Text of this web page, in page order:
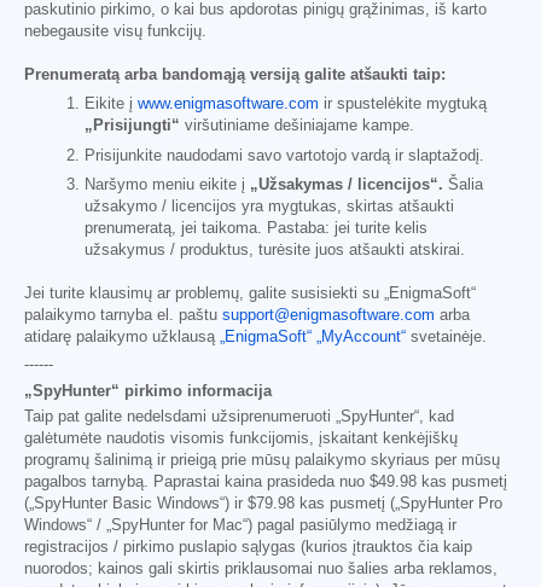
paskutinio pirkimo, o kai bus apdorotas pinigų grąžinimas, iš karto
nebegausite visų funkcijų.
Prenumeratą arba bandomąją versiją galite atšaukti taip:
Eikite į www.enigmasoftware.com ir spustelėkite mygtuką
„Prisijungti“ viršutiniame dešiniajame kampe.
Prisijunkite naudodami savo vartotojo vardą ir slaptažodį.
Naršymo meniu eikite į „Užsakymas / licencijos“. Šalia
užsakymo / licencijos yra mygtukas, skirtas atšaukti
prenumeratą, jei taikoma. Pastaba: jei turite kelis
užsakymus / produktus, turėsite juos atšaukti atskirai.
Jei turite klausimų ar problemų, galite susisiekti su „EnigmaSoft“
palaikymo tarnyba el. paštu support@enigmasoftware.com arba
atidarę palaikymo užklausą „EnigmaSoft“ „MyAccount“ svetainėje.
------
„SpyHunter“ pirkimo informacija
Taip pat galite nedelsdami užsiprenumeruoti „SpyHunter“, kad
galėtumėte naudotis visomis funkcijomis, įskaitant kenkėjiškų
programų šalinimą ir prieigą prie mūsų palaikymo skyriaus per mūsų
pagalbos tarnybą. Paprastai kaina prasideda nuo $49.98 kas pusmetį
(„SpyHunter Basic Windows“) ir $79.98 kas pusmetį („SpyHunter Pro
Windows“ / „SpyHunter for Mac“) pagal pasiūlymo medžiagą ir
registracijos / pirkimo puslapio sąlygas (kurios įtrauktos čia kaip
nuorodos; kainos gali skirtis priklausomai nuo šalies arba reklamos,